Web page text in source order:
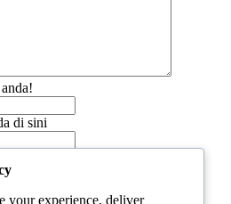
di sini
email yang salah!
Anda di sini
your experience, deliver